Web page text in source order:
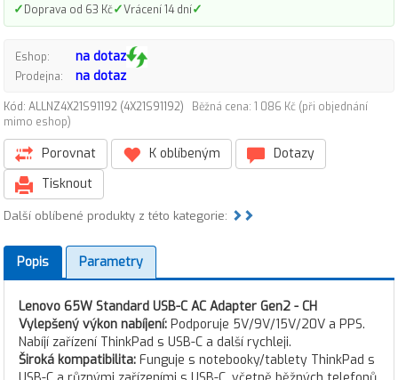
✓Doprava od 63 Kč✓Vrácení 14 dní✓
Eshop: na dotaz
Prodejna: na dotaz
Kód: ALLNZ4X21S91192 (4X21S91192)
Běžná cena: 1 086 Kč (při objednání
mimo eshop)
Porovnat K oblíbeným
Dotazy
Tisknout
Další oblíbené produkty z této kategorie:
Popis Parametry
Lenovo 65W Standard USB-C AC Adapter Gen2 - CH
Vylepšený výkon nabíjení: Podporuje 5V/9V/15V/20V a PPS.
Nabíjí zařízení ThinkPad s USB-C a další rychleji.
Široká kompatibilita: Funguje s notebooky/tablety ThinkPad s